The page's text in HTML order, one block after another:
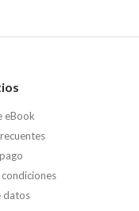
eBook
datos